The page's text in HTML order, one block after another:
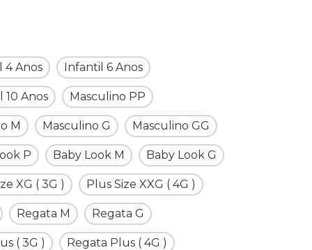
4 Anos Infantil 6 Anos
10 Anos Masculino PP
M Masculino G Masculino GG
P Baby Look M Baby Look G
XG ( 3G ) Plus Size XXG ( 4G )
Regata M Regata G
( 3G ) Regata Plus ( 4G )